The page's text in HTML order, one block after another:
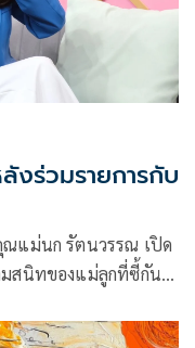
งร่วมรายการกับ
แม่นก รัตนวรรณ เปิด
มสนิทของแม่ลูกที่ซี้กัน
คู่จริง อย่าง ไฮโซบิ๊ก